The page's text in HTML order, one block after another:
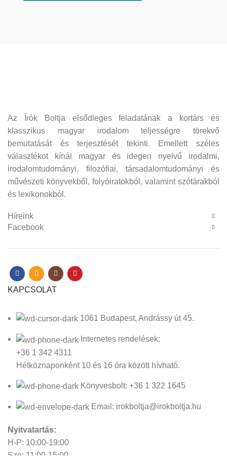
Az Írók Boltja elsődleges feladatának a kortárs és
klasszikus magyar irodalom teljességre törekvő
bemutatását és terjesztését tekinti. Emellett széles
választékot kínál magyar és idegen nyelvű irodalmi,
irodalomtudományi, filozófiai, társadalomtudományi és
művészeti könyvekből, folyóiratokból, valamint szótárakból
és lexikonokból.
Híreink
Facebook
KAPCSOLAT
1061 Budapest, Andrássy út 45.
Internetes rendelések:
+36 1 342 4311
Hétköznaponként 10 és 16 óra között hívható.
Könyvesbolt: +36 1 322 1645
Email: irokboltja@irokboltja.hu
Nyitvatartás:
H-P: 10:00-19:00
Szo: 11:00-15:00